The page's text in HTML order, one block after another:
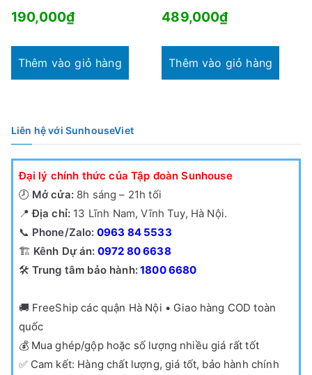
190,000₫
Thêm vào giỏ hàng
489,000₫
Thêm vào giỏ hàng
Liên hệ với SunhouseViet
Đại lý chính thức của Tập đoàn Sunhouse
🕗 Mở cửa:8h sáng – 21h tối
📍Địa chỉ: 13 Lĩnh Nam, Vĩnh Tuy, Hà Nội.
📞 Phone/Zalo: 0963 84 5533
🏗️ Kênh Dự án: 0972 80 6638
🛠️ Trung tâm bảo hành:1800 6680
🚚 FreeShip các quận Hà Nội • Giao hàng COD toàn
quốc
💰 Mua ghép/gộp hoặc số lượng nhiều giá rất tốt
✅ Cam kết: Hàng chất lượng, giá tốt, bảo hành chính